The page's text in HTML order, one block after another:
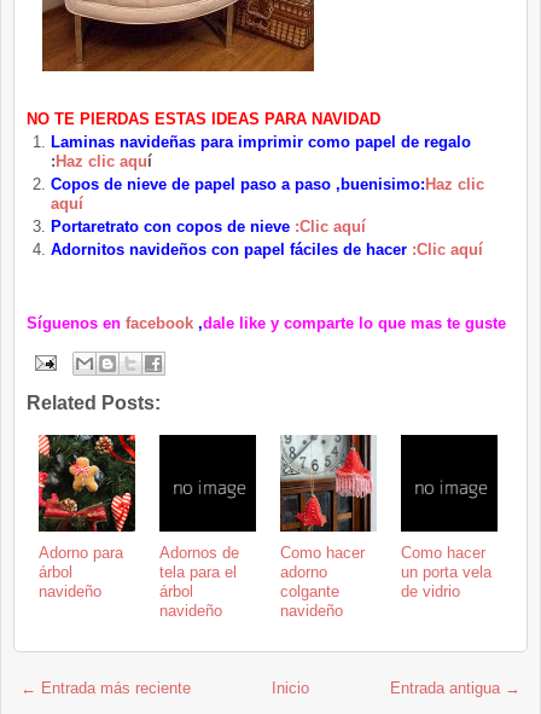
NO TE PIERDAS ESTAS IDEAS PARA NAVIDAD
Laminas navideñas para imprimir como papel de regalo
:Haz clic aquí
Copos de nieve de papel paso a paso ,buenisimo: Haz clic
aquí
Portaretrato con copos de nieve :Clic aquí
Adornitos navideños con papel fáciles de hacer :Clic aquí
Síguenos en facebook ,dale like y comparte lo que mas te guste
Related Posts:
Adorno para
árbol
navideño
Adornos de
tela para el
árbol
navideño
Como hacer
adorno
colgante
navideño
Como hacer
un porta vela
de vidrio
← Entrada más reciente Entrada antigua →
Inicio